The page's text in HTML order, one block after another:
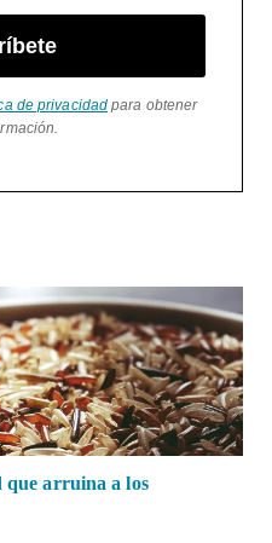
de privacidad para obtener
que arruina a los